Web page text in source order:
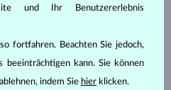
und Ihr Benutzererlebnis
fortfahren. Beachten Sie jedoch,
beeinträchtigen kann. Sie können
indem Sie hier klicken.